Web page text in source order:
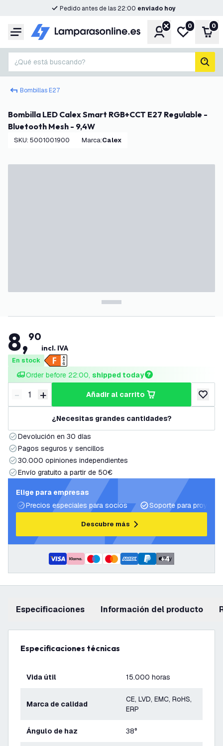
Pedido antes de las 22:00 enviado hoy
Menú CuentaMi lista de
0 0
¿Qué está buscando?
Bombillas E27
Bombilla LED Calex Smart RGB+CCT E27 Regulable -
Bluetooth Mesh - 9,4W
SKU: 5001001900 Marca: Calex
8,90
incl. IVA
En stock
Order before 22:00, shipped today
Disminuir cantidad
- Aumentar cantidad
+ añadir al carrito
añadir
¿Necesitas grandes cantidades?
Devolución en 30 días
Pagos seguros y sencillos
30.000 opiniones independientes
Envío gratuito a partir de 50€
Elige para empresas
Precios especiales para socios
Soporte para
Descubre más
+4
Especificaciones información del producto
Especificaciones técnicas
Vida útil 15.000 horas
Marca de calidad
CE, LVD, EMC, RoHS,
ERP
Ángulo de haz 38°